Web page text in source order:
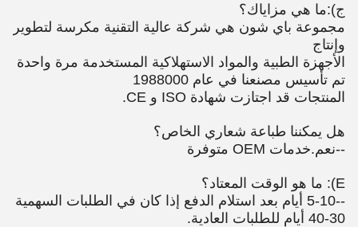
ج):ما هي مزاياك؟
مجموعة باي شون هي شركة عالية التقنية مكرسة لتطوير
وإنتاج
الأجهزة الطبية والمواد الاستهلاكية المستخدمة مرة واحدة
تم تأسيس مصنعنا في عام 1988000
المنتجات قد اجتازت شهادة ISO و CE.
هل يمكننا طباعة شعاري الخاص؟
--نعم.خدمات OEM متوفرة
E): ما هو الوقت المعتاد؟
--5-10 أيام بعد استلام الدفع إذا كان في الطلبات السهمية
30-40 أيام للطلبات العادية.